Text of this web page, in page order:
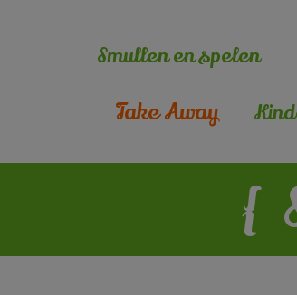
Smullen en spelen
Take Away
{